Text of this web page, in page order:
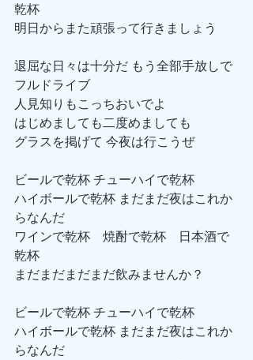
乾杯
明日からまた頑張って行きましょう
退屈な日々は十分だ もう全部手放しで
フルドライブ
人見知りもこっちおいでよ
はじめましても二度めましても
グラスを掲げて 今夜は行こうぜ
ビールで乾杯 チューハイで乾杯
ハイボールで乾杯 まだまだ夜はこれか
らなんだ
ワインで乾杯　焼酎で乾杯　日本酒で
乾杯
まだまだまだまだ飲みませんか？
ビールで乾杯 チューハイで乾杯
ハイボールで乾杯 まだまだ夜はこれか
らなんだ